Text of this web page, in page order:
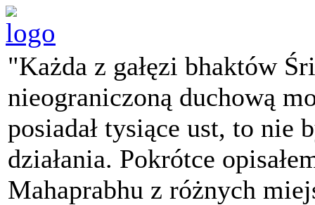
"Każda z gałęzi bhaktów
nieograniczoną duchową
posiadał tysiące ust, to nie
działania. Pokrótce
Mahaprabhu z różnych